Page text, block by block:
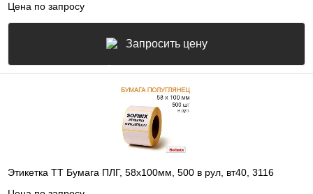
Цена по запросу
Запросить цену
Этикетка ТТ Бумага ПЛГ, 58х100мм, 500 в рул, вт40, 3116